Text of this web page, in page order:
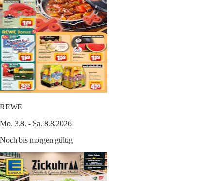
REWE
Mo. 3.8. - Sa. 8.8.2026
Noch bis morgen gültig